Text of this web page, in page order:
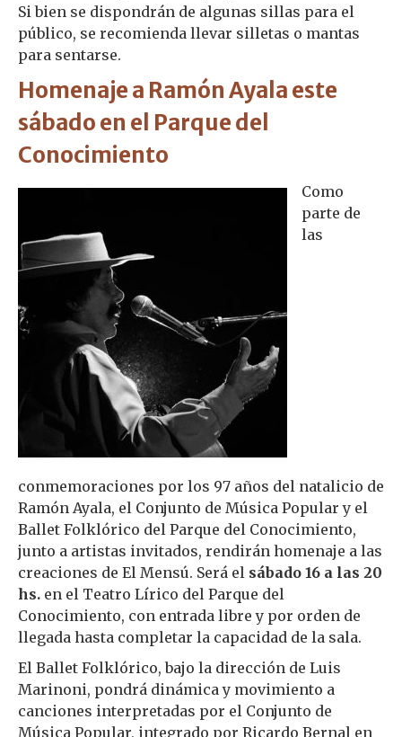
Si bien se dispondrán de algunas sillas para el
público, se recomienda llevar silletas o mantas
para sentarse.
Homenaje a Ramón Ayala este
sábado en el Parque del
Conocimiento
Como
parte de
las
conmemoraciones por los 97 años del natalicio de
Ramón Ayala, el Conjunto de Música Popular y el
Ballet Folklórico del Parque del Conocimiento,
junto a artistas invitados, rendirán homenaje a las
creaciones de El Mensú. Será el sábado 16 a las 20
hs. en el Teatro Lírico del Parque del
Conocimiento, con entrada libre y por orden de
llegada hasta completar la capacidad de la sala.
El Ballet Folklórico, bajo la dirección de Luis
Marinoni, pondrá dinámica y movimiento a
canciones interpretadas por el Conjunto de
Música Popular, integrado por Ricardo Bernal en